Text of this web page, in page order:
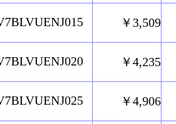
￥3,509
￥4,235
￥4,906